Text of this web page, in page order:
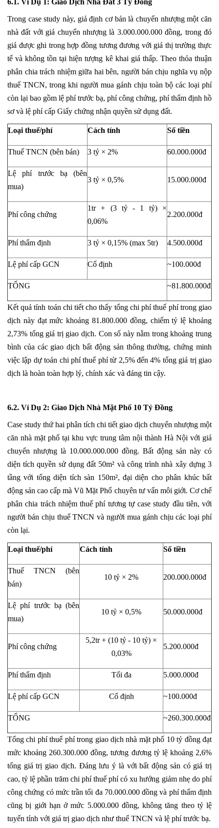
6.1. Ví Dụ 1: Giao Dịch Nhà Đất 3 Tỷ Đồng
Trong case study này, giả định cơ bản là chuyển nhượng một căn
nhà đất với giá chuyển nhượng là 3.000.000.000 đồng, trong đó
giá được ghi trong hợp đồng tương đương với giá thị trường thực
tế và không tồn tại hiện tượng kê khai giá thấp. Theo thỏa thuận
phân chia trách nhiệm giữa hai bên, người bán chịu nghĩa vụ nộp
thuế TNCN, trong khi người mua gánh chịu toàn bộ các loại phí
còn lại bao gồm lệ phí trước bạ, phí công chứng, phí thẩm định hồ
sơ và lệ phí cấp Giấy chứng nhận quyền sử dụng đất.
Loại thuế/phí Cách tính Số tiền
Thuế TNCN (bên bán) 3 tỷ × 2% 60.000.000đ
Lệ phí trước bạ (bên
mua)
3 tỷ × 0,5% 15.000.000đ
Phí công chứng
1tr + (3 tỷ - 1 tỷ) ×
0,06%
2.200.000đ
Phí thẩm định 3 tỷ × 0,15% (max 5tr) 4.500.000đ
Lệ phí cấp GCN Cố định ~100.000đ
TỔNG ~81.800.000đ
Kết quả tính toán chi tiết cho thấy tổng chi phí thuế phí trong giao
dịch này đạt mức khoảng 81.800.000 đồng, chiếm tỷ lệ khoảng
2,73% tổng giá trị giao dịch. Con số này nằm trong khoảng trung
bình của các giao dịch bất động sản thông thường, chứng minh
việc lập dự toán chi phí thuế phí từ 2,5% đến 4% tổng giá trị giao
dịch là hoàn toàn hợp lý, chính xác và đáng tin cậy.
6.2. Ví Dụ 2: Giao Dịch Nhà Mặt Phố 10 Tỷ Đồng
Case study thứ hai phân tích chi tiết giao dịch chuyển nhượng một
căn nhà mặt phố tại khu vực trung tâm nội thành Hà Nội với giá
chuyển nhượng là 10.000.000.000 đồng. Bất động sản này có
diện tích quyền sử dụng đất 50m² và công trình nhà xây dựng 3
tầng với tổng diện tích sàn 150m², đại diện cho phân khúc bất
động sản cao cấp mà Vũ Mặt Phố chuyên tư vấn môi giới. Cơ chế
phân chia trách nhiệm thuế phí tương tự case study đầu tiên, với
người bán chịu thuếTNCN và người mua gánh chịu các loại phí
còn lại.
Loại thuế/phí Cách tính Số tiền
Thuế TNCN (bên
bán)
10 tỷ × 2% 200.000.000đ
Lệ phí trước bạ (bên
mua)
10 tỷ × 0,5% 50.000.000đ
Phí công chứng
5,2tr + (10 tỷ - 10 tỷ) ×
0,03%
5.200.000đ
Phí thẩm định Tối đa 5.000.000đ
Lệ phí cấp GCN Cố định ~100.000đ
TỔNG ~260.300.000đ
Tổng chi phí thuế phí trong giao dịch nhà mặt phố 10 tỷ đồng đạt
mức khoảng 260.300.000 đồng, tương đương tỷ lệ khoảng 2,6%
tổng giá trị giao dịch. Đáng lưu ý là với bất động sản có giá trị
cao, tỷ lệ phần trăm chi phí thuế phí có xu hướng giảm nhẹ do phí
công chứng có mức trần tối đa 70.000.000 đồng và phí thẩm định
cũng bị giới hạn ở mức 5.000.000 đồng, không tăng theo tỷ lệ
tuyến tính với giá trị giao dịch như thuế TNCN và lệ phí trước bạ.